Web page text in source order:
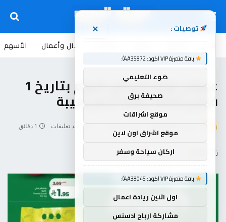
اخبار أسواق عروض منوعات مال وأعمال الأسهم
عروض
عروض لولو الرياض اليوم بتاريخ 1
فبراير 2026 ثلاثة أيام رهيبة
لا توجد تعليقات 1 دقائق
توصيات : ×
باقة متميزة VIP (كود: AA35872):
ضوء التعليمي
صحيفة برق
موقع اشراقات
موقع اشراق اون لاين
اركان سياحة وسفر
باقة متميزة VIP (كود: AA38045):
اول اثنين ريادة اعمال
مشاركة ارباح ادسنس